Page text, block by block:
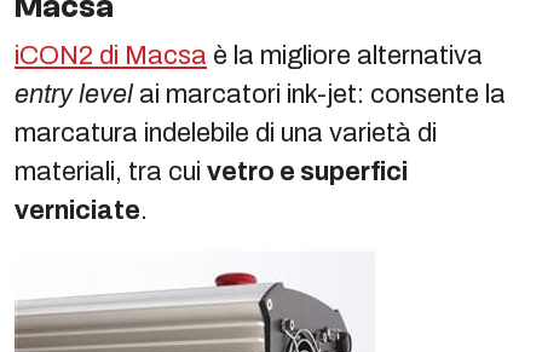
iCON2 di Macsa è la migliore alternativa
entry level ai marcatori ink-jet: consente la
marcatura indelebile di una varietà di
materiali, tra cui vetro e superfici
verniciate.